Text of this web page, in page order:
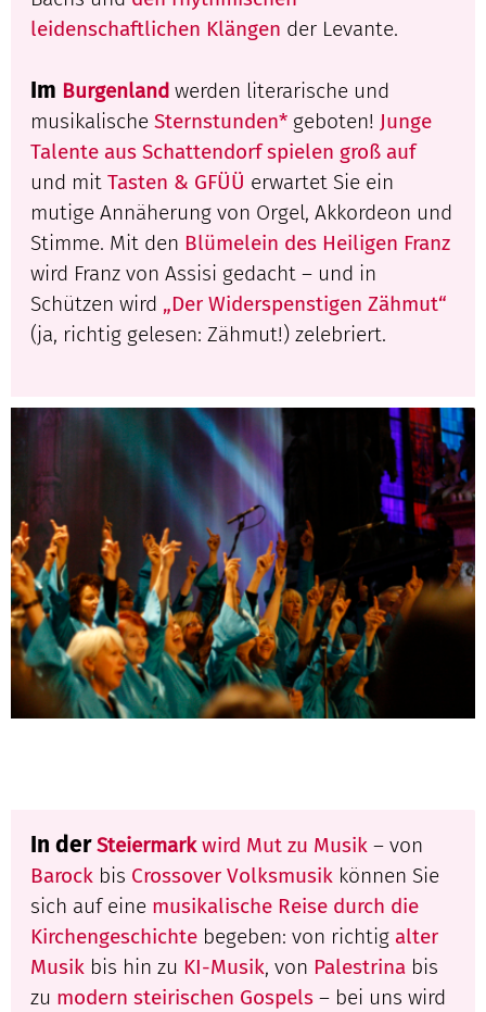
leidenschaftlichen Klängen der Levante.
Im Burgenland werden literarische und
musikalische Sternstunden* geboten! Junge
Talente aus Schattendorf spielen groß auf
und mit Tasten & GFÜÜ erwartet Sie ein
mutige Annäherung von Orgel, Akkordeon und
Stimme. Mit den Blümelein des Heiligen Franz
wird Franz von Assisi gedacht – und in
Schützen wird „Der Widerspenstigen Zähmut“
(ja, richtig gelesen: Zähmut!) zelebriert.
In derSteiermark wird Mut zu Musik – von
Barock bis Crossover Volksmusik können Sie
sich auf eine musikalische Reise durch die
Kirchengeschichte begeben: von richtig alter
Musik bis hin zu KI-Musik, von Palestrina bis
zu modern steirischen Gospels – bei uns wird